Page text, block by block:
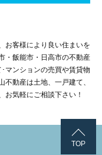
お客様により良い住まいを
・飯能市・日高市の不動産
マンションの売買や賃貸物
動産は土地、一戸建て、
お気軽にご相談下さい！
TOP